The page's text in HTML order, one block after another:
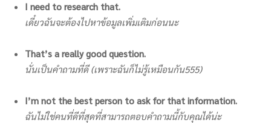
I need to research that.
เดี๋ยวฉันจะต้องไปหาข้อมูลเพิ่มเติมก่อนนะ
That’s a really good question.
นั่นเป็นคำถามที่ดี (เพราะฉันก็ไม่รู้เหมือนกัน555)
I’m not the best person to ask for that information.
ฉันไม่ใช่คนที่ดีที่สุดที่สามารถตอบคำถามนี้กับคุณได้น่ะ